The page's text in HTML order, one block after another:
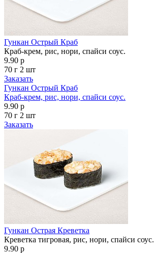
Гункан Острый Краб
Краб-крем, рис, нори, спайси соус.
9.90 р
70 г 2 шт
Заказать
Гункан Острый Краб
Краб-крем, рис, нори, спайси соус.
9.90 р
70 г 2 шт
Заказать
Гункан Острая Креветка
Креветка тигровая, рис, нори, спайси соус.
9.90 р